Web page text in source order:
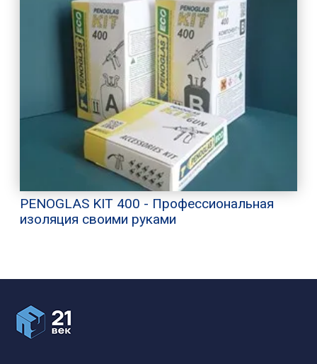
PENOGLAS KIT 400 - Профессиональная
изоляция своими руками